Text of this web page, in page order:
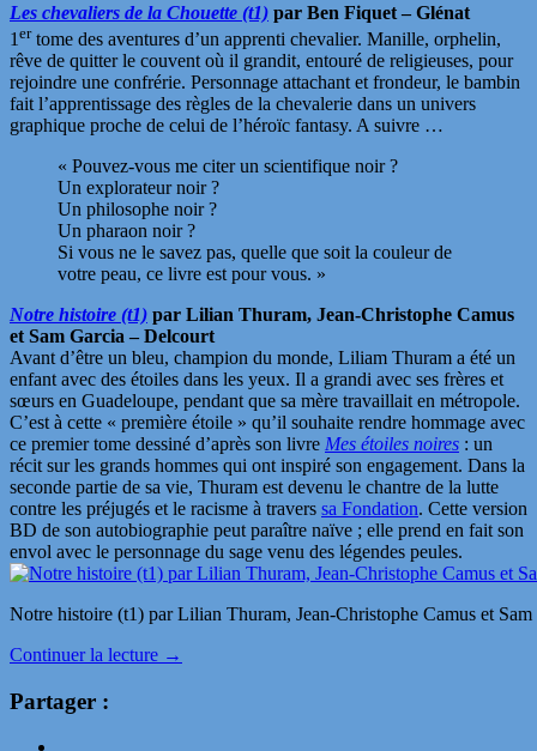
Les chevaliers de la Chouette (t1) par Ben Fiquet – Glénat
1 ertome des aventures d’un apprenti chevalier. Manille, orphelin,
rêve de quitter le couvent où il grandit, entouré de religieuses, pour
rejoindre une confrérie. Personnage attachant et frondeur, le bambin
fait l’apprentissage des règles de la chevalerie dans un univers
graphique proche de celui de l’héroïc fantasy. A suivre …
« Pouvez-vous me citer un scientifique noir ?
Un explorateur noir ?
Un philosophe noir ?
Un pharaon noir ?
Si vous ne le savez pas, quelle que soit la couleur de
votre peau, ce livre est pour vous. »
Notre histoire (t1) par Lilian Thuram, Jean-Christophe Camus
et Sam Garcia – Delcourt
Avant d’être un bleu, champion du monde, Liliam Thuram a été un
enfant avec des étoiles dans les yeux. Il a grandi avec ses frères et
sœurs en Guadeloupe, pendant que sa mère travaillait en métropole.
C’est à cette « première étoile » qu’il souhaite rendre hommage avec
ce premier tome dessiné d’après son livre Mes étoiles noires : un
récit sur les grands hommes qui ont inspiré son engagement. Dans la
seconde partie de sa vie, Thuram est devenu le chantre de la lutte
contre les préjugés et le racisme à travers sa Fondation. Cette version
BD de son autobiographie peut paraître naïve ; elle prend en fait son
envol avec le personnage du sage venu des légendes peules.
Notre histoire (t1) par Lilian Thuram, Jean-Christophe Camus et
Continuer la lecture →
Partager :